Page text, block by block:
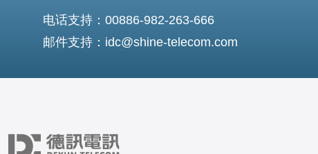
电话支持：00886-982-263-666
邮件支持：idc@shine-telecom.com